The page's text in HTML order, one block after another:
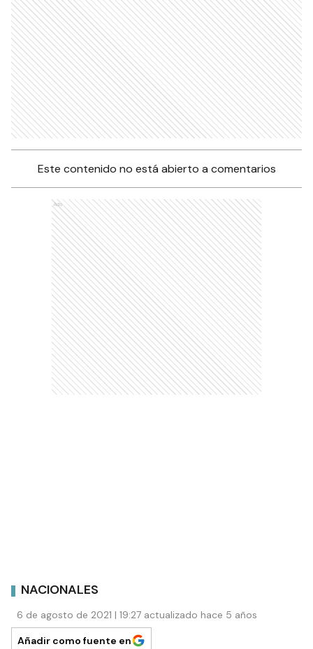
Este contenido no está abierto a comentarios
Ads
NACIONALES
6 de agosto de 2021 | 19:27 actualizado hace 5 años
Añadir como fuente en